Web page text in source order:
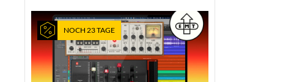
NOCH 23 TAGE